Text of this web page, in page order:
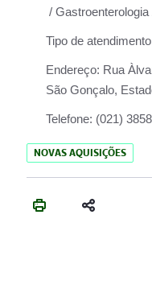
/
Tipo de
Endereço: Rua
São Gonçalo,
Telefone: (021)
NOVAS AQUISIÇÕES